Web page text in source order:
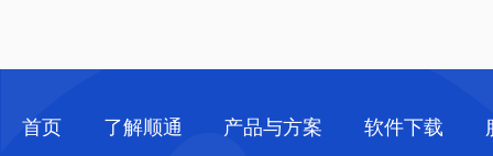
首页 了解顺通 产品与方案 软件下载